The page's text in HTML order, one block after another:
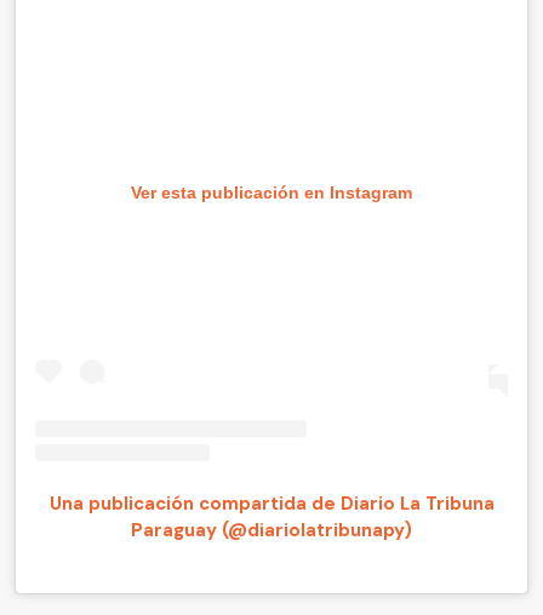
Ver esta publicación en Instagram
Una publicación compartida de Diario La Tribuna
Paraguay (@diariolatribunapy)